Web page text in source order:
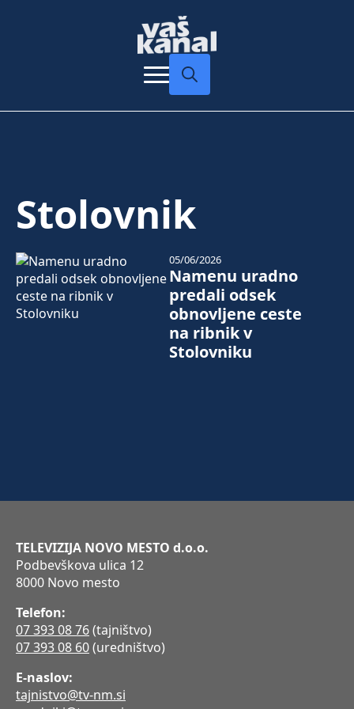
Stolovnik
Namenu uradno
predali odsek
obnovljene ceste
na ribnik v
Stolovniku
05/06/2026
TELEVIZIJA NOVO MESTO d.o.o.
Podbevškova ulica 12
8000 Novo mesto
Telefon:
07 393 08 76(tajništvo)
07 393 08 60(uredništvo)
E-naslov:
tajnistvo@tv-nm.si